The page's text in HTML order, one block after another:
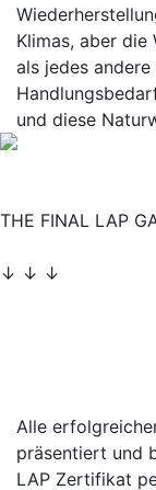
Klimas, aber
als jedes
und diese
THE FINAL LAP
↓ ↓ ↓
Alle
präsentiert und
LAP Zertifikat